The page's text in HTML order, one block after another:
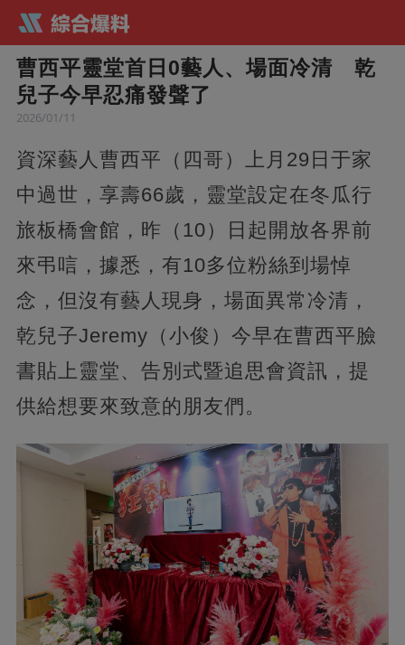
曹西平靈堂首日0藝人、場面冷清 乾
兒子今早忍痛發聲了
2026/01/11
資深藝人曹西平（四哥）上月29日于家
中過世，享壽66歲，靈堂設定在冬瓜行
旅板橋會館，昨（10）日起開放各界前
來弔唁，據悉，有10多位粉絲到場悼
念，但沒有藝人現身，場面異常冷清，
乾兒子Jeremy（小俊）今早在曹西平臉
書貼上靈堂、告別式暨追思會資訊，提
供給想要來致意的朋友們。